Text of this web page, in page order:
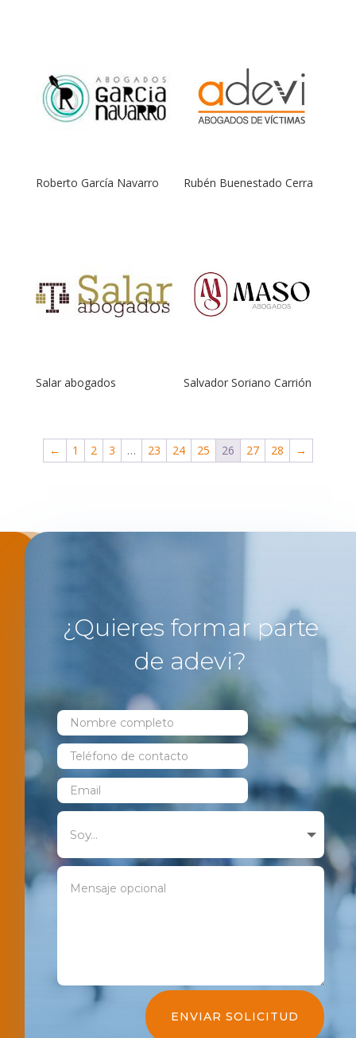
Roberto García Navarro Rubén Buenestado Cerra
Salar abogados Salvador Soriano Carrión
← 1 2 3 … 23 24 25 26 27 28 →
¿Quieres formar parte
de adevi?
ENVIAR SOLICITUD